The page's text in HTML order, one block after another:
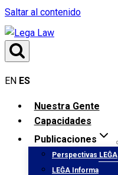
Saltar al contenido
EN ES
Nuestra Gente
Capacidades
Publicaciones
Perspectivas LEĜA
LEĜA Informa